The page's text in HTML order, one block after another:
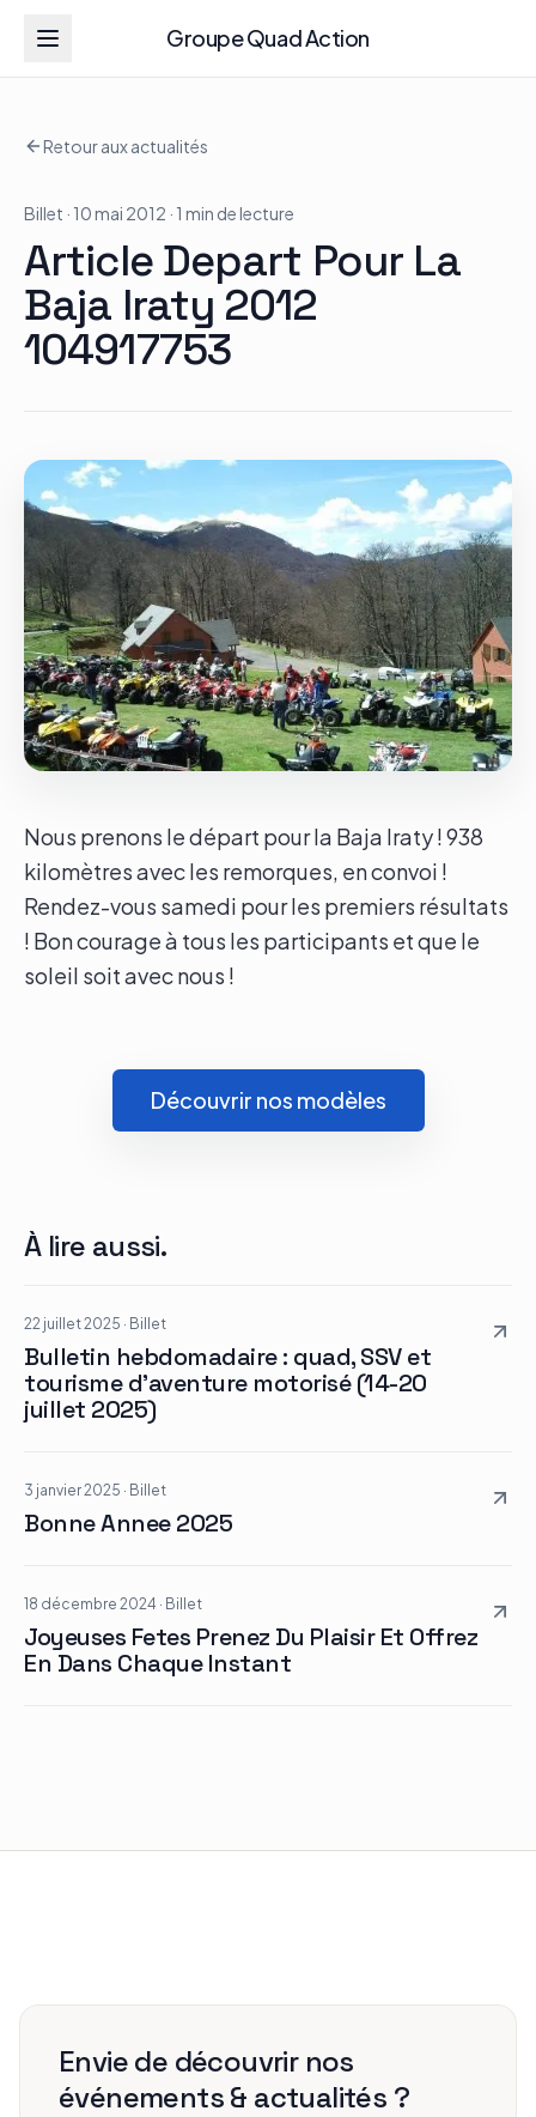
Groupe Quad Action
Groupe Quad Action
Accueil
RZR
ATV
RGR
Actualités
Le groupe
Contact
Retour aux actualités
Billet · 10 mai 2012 · 1 min de lecture
Article Depart Pour La
Baja Iraty 2012
104917753
Nous prenons le départ pour la Baja Iraty ! 938
kilomètres avec les remorques, en convoi !
Rendez-vous samedi pour les premiers résultats
! Bon courage à tous les participants et que le
soleil soit avec nous !
Découvrir nos modèles
À lire aussi.
22 juillet 2025 · Billet
Bulletin hebdomadaire : quad, SSV et
tourisme d’aventure motorisé (14-20
juillet 2025)
3 janvier 2025 · Billet
Bonne Annee 2025
18 décembre 2024 · Billet
Joyeuses Fetes Prenez Du Plaisir Et Offrez
En Dans Chaque Instant
Envie de découvrir nos
événements & actualités ?